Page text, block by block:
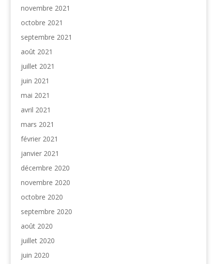
novembre 2021
octobre 2021
septembre 2021
août 2021
juillet 2021
juin 2021
mai 2021
avril 2021
mars 2021
février 2021
janvier 2021
décembre 2020
novembre 2020
octobre 2020
septembre 2020
août 2020
juillet 2020
juin 2020